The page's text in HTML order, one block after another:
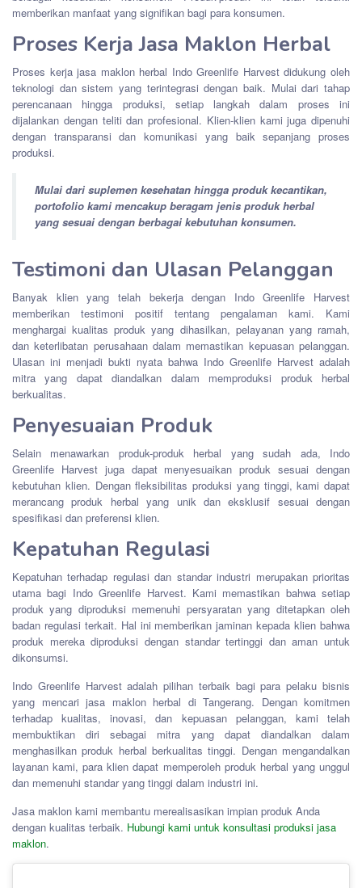
memberikan manfaat yang signifikan bagi para konsumen.
Proses Kerja Jasa Maklon Herbal
Proses kerja jasa maklon herbal Indo Greenlife Harvest didukung oleh
teknologi dan sistem yang terintegrasi dengan baik. Mulai dari tahap
perencanaan hingga produksi, setiap langkah dalam proses ini
dijalankan dengan teliti dan profesional. Klien-klien kami juga dipenuhi
dengan transparansi dan komunikasi yang baik sepanjang proses
produksi.
Mulai dari suplemen kesehatan hingga produk kecantikan,
portofolio kami mencakup beragam jenis produk herbal
yang sesuai dengan berbagai kebutuhan konsumen.
Testimoni dan Ulasan Pelanggan
Banyak klien yang telah bekerja dengan Indo Greenlife Harvest
memberikan testimoni positif tentang pengalaman kami. Kami
menghargai kualitas produk yang dihasilkan, pelayanan yang ramah,
dan keterlibatan perusahaan dalam memastikan kepuasan pelanggan.
Ulasan ini menjadi bukti nyata bahwa Indo Greenlife Harvest adalah
mitra yang dapat diandalkan dalam memproduksi produk herbal
berkualitas.
Penyesuaian Produk
Selain menawarkan produk-produk herbal yang sudah ada, Indo
Greenlife Harvest juga dapat menyesuaikan produk sesuai dengan
kebutuhan klien. Dengan fleksibilitas produksi yang tinggi, kami dapat
merancang produk herbal yang unik dan eksklusif sesuai dengan
spesifikasi dan preferensi klien.
Kepatuhan Regulasi
Kepatuhan terhadap regulasi dan standar industri merupakan prioritas
utama bagi Indo Greenlife Harvest. Kami memastikan bahwa setiap
produk yang diproduksi memenuhi persyaratan yang ditetapkan oleh
badan regulasi terkait. Hal ini memberikan jaminan kepada klien bahwa
produk mereka diproduksi dengan standar tertinggi dan aman untuk
dikonsumsi.
Indo Greenlife Harvest adalah pilihan terbaik bagi para pelaku bisnis
yang mencari jasa maklon herbal di Tangerang. Dengan komitmen
terhadap kualitas, inovasi, dan kepuasan pelanggan, kami telah
membuktikan diri sebagai mitra yang dapat diandalkan dalam
menghasilkan produk herbal berkualitas tinggi. Dengan mengandalkan
layanan kami, para klien dapat memperoleh produk herbal yang unggul
dan memenuhi standar yang tinggi dalam industri ini.
Jasa maklon kami membantu merealisasikan impian produk Anda
dengan kualitas terbaik. Hubungi kami untuk konsultasi produksi jasa
maklon.